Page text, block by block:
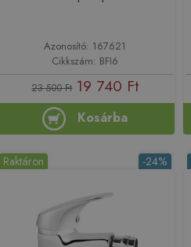
Azonosító: 167621
Cikkszám: BFI6
23 500 Ft 19 740 Ft
Kosárba
-24%
Raktáron